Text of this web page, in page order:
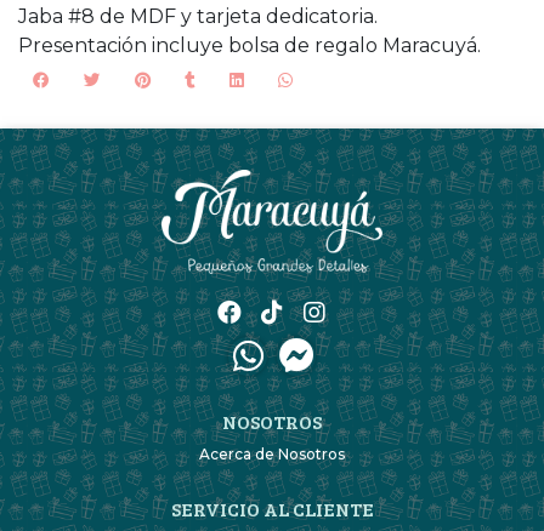
Jaba #8 de MDF y tarjeta dedicatoria.
Presentación incluye bolsa de regalo Maracuyá.
NOSOTROS
Acerca de Nosotros
SERVICIO AL CLIENTE